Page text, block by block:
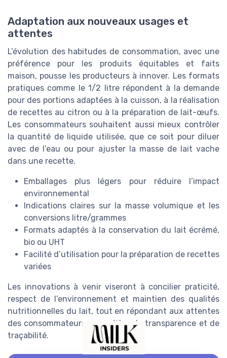
Adaptation aux nouveaux usages et
attentes
L’évolution des habitudes de consommation, avec une
préférence pour les produits équitables et faits
maison, pousse les producteurs à innover. Les formats
pratiques comme le 1/2 litre répondent à la demande
pour des portions adaptées à la cuisson, à la réalisation
de recettes au citron ou à la préparation de lait-œufs.
Les consommateurs souhaitent aussi mieux contrôler
la quantité de liquide utilisée, que ce soit pour diluer
avec de l’eau ou pour ajuster la masse de lait vache
dans une recette.
Emballages plus légers pour réduire l’impact
environnemental
Indications claires sur la masse volumique et les
conversions litre/grammes
Formats adaptés à la conservation du lait écrémé,
bio ou UHT
Facilité d’utilisation pour la préparation de recettes
variées
Les innovations à venir viseront à concilier praticité,
respect de l’environnement et maintien des qualités
nutritionnelles du lait, tout en répondant aux attentes
des consommateurs en matière de transparence et de
traçabilité.